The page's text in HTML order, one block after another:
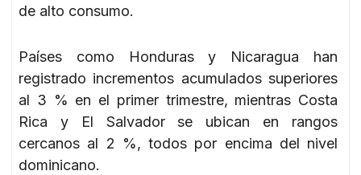
de alto consumo.
Países como Honduras y Nicaragua han
registrado incrementos acumulados superiores
al 3 % en el primer trimestre, mientras Costa
Rica y El Salvador se ubican en rangos
cercanos al 2 %, todos por encima del nivel
dominicano.